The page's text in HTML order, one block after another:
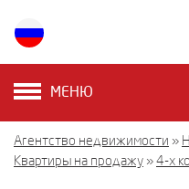
МЕНЮ
Агентство недвижимости »
Квартиры на продажу »4-х